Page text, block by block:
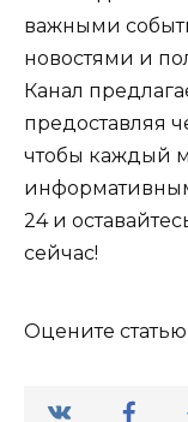
важными
новостями и
Канал
предоставляя
чтобы каждый
24 и
сейчас!
Оцените статью